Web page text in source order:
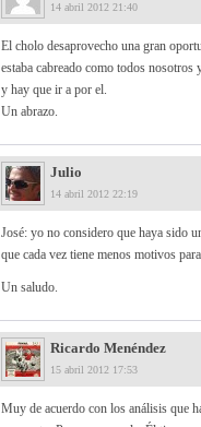
14 abril 2012 21:40
El cholo desaprovecho una gran
estaba cabreado como todos
y hay que ir a por el.
Un abrazo.
Julio
14 abril 2012 22:19
José: yo no considero que haya sido
que cada vez tiene menos motivos
Un saludo.
Ricardo Menéndez
15 abril 2012 17:53
Muy de acuerdo con los análisis que